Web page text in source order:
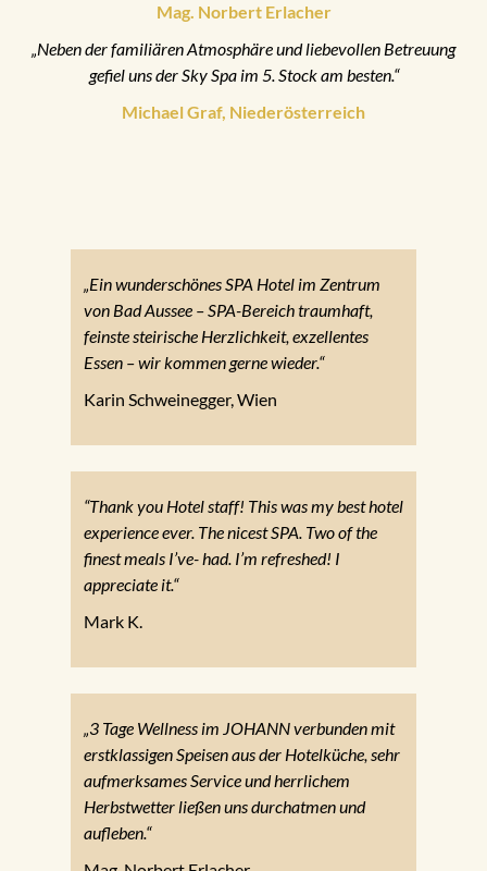
Mag. Norbert Erlacher
„Neben der familiären Atmosphäre und liebevollen Betreuung
gefiel uns der Sky Spa im 5. Stock am besten.“
Michael Graf, Niederösterreich
„Ein wunderschönes SPA Hotel im Zentrum
von Bad Aussee – SPA-Bereich traumhaft,
feinste steirische Herzlichkeit, exzellentes
Essen – wir kommen gerne wieder.“
Karin Schweinegger, Wien
“Thank you Hotel staff! This was my best hotel
experience ever. The nicest SPA. Two of the
finest meals I’ve- had. I’m refreshed! I
appreciate it.“
Mark K.
„3 Tage Wellness im JOHANN verbunden mit
erstklassigen Speisen aus der Hotelküche, sehr
aufmerksames Service und herrlichem
Herbstwetter ließen uns durchatmen und
aufleben.“